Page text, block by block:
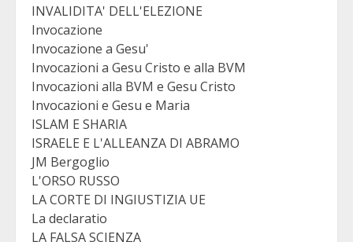
INVALIDITA' DELL'ELEZIONE
Invocazione
Invocazione a Gesu'
Invocazioni a Gesu Cristo e alla BVM
Invocazioni alla BVM e Gesu Cristo
Invocazioni e Gesu e Maria
ISLAM E SHARIA
ISRAELE E L'ALLEANZA DI ABRAMO
JM Bergoglio
L'ORSO RUSSO
LA CORTE DI INGIUSTIZIA UE
La declaratio
LA FALSA SCIENZA